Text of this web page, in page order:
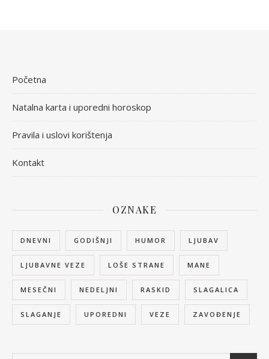
Početna
Natalna karta i uporedni horoskop
Pravila i uslovi korištenja
Kontakt
OZNAKE
DNEVNI GODIŠNJI HUMOR LJUBAV
LJUBAVNE VEZE LOŠE STRANE MANE
MESEČNI NEDELJNI RASKID SLAGALICA
SLAGANJE UPOREDNI VEZE ZAVOĐENJE